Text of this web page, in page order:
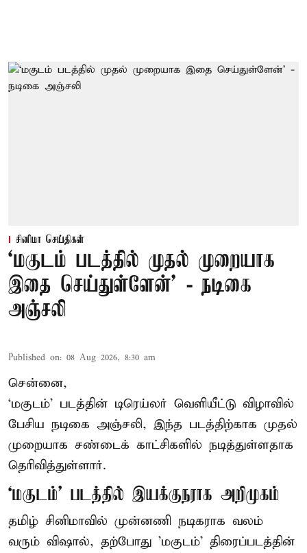
சினிமா செய்திகள்
‘மகுடம் படத்தில் முதல் முறையாக
இதை செய்துள்ளேன்’ - நடிகை
அஞ்சலி
Published on: 08 Aug 2026, 8:30 am
சென்னை,
‘மகுடம்’ படத்தின் டிரெய்லர் வெளியீட்டு விழாவில்
பேசிய நடிகை அஞ்சலி, இந்த படத்திற்காக முதல்
முறையாக சண்டைக் காட்சிகளில் நடித்துள்ளதாக
தெரிவித்துள்ளார்.
‘மகுடம்’ படத்தில் இயக்குநராக அறிமுகம்
தமிழ் சினிமாவில் முன்னணி நடிகராக வலம்
வரும் விஷால், தற்போது 'மகுடம்' திரைப்படத்தின்